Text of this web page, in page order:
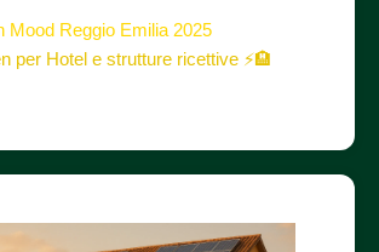
Mood Reggio Emilia 2025
per Hotel e strutture ricettive ⚡🏨